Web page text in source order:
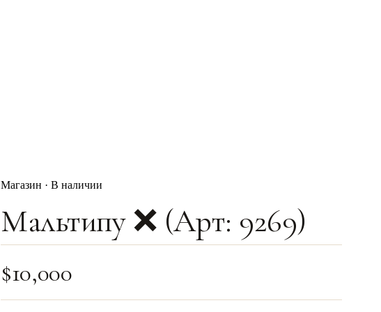
Магазин · В наличии
Мальтипу ❌ (Арт: 9269)
$10,000